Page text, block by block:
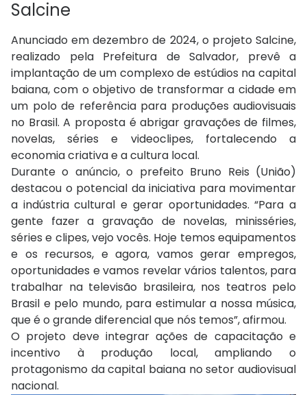
Salcine
Anunciado em dezembro de 2024, o projeto Salcine,
realizado pela Prefeitura de Salvador, prevê a
implantação de um complexo de estúdios na capital
baiana, com o objetivo de transformar a cidade em
um polo de referência para produções audiovisuais
no Brasil. A proposta é abrigar gravações de filmes,
novelas, séries e videoclipes, fortalecendo a
economia criativa e a cultura local.
Durante o anúncio, o prefeito Bruno Reis (União)
destacou o potencial da iniciativa para movimentar
a indústria cultural e gerar oportunidades. “Para a
gente fazer a gravação de novelas, minisséries,
séries e clipes, vejo vocês. Hoje temos equipamentos
e os recursos, e agora, vamos gerar empregos,
oportunidades e vamos revelar vários talentos, para
trabalhar na televisão brasileira, nos teatros pelo
Brasil e pelo mundo, para estimular a nossa música,
que é o grande diferencial que nós temos”, afirmou.
O projeto deve integrar ações de capacitação e
incentivo à produção local, ampliando o
protagonismo da capital baiana no setor audiovisual
nacional.